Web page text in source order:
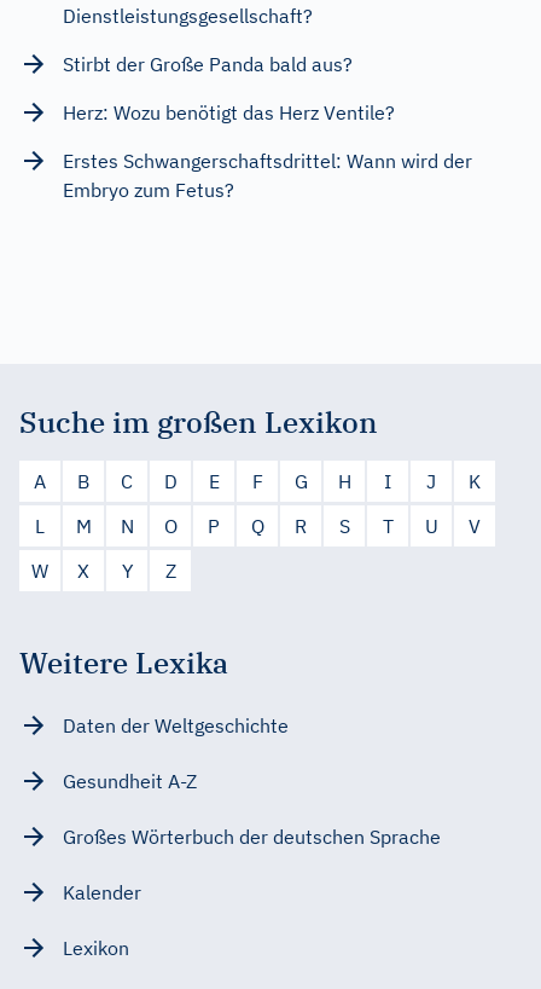
Dienstleistungsgesellschaft?
Stirbt der Große Panda bald aus?
Herz: Wozu benötigt das Herz Ventile?
Erstes Schwangerschaftsdrittel: Wann wird der
Embryo zum Fetus?
Suche im großen Lexikon
A B C D E F G H I J
K
L
M N O P Q R S T U
V
W
X Y Z
Weitere Lexika
Daten der Weltgeschichte
Gesundheit A-Z
Großes Wörterbuch der deutschen Sprache
Kalender
Lexikon